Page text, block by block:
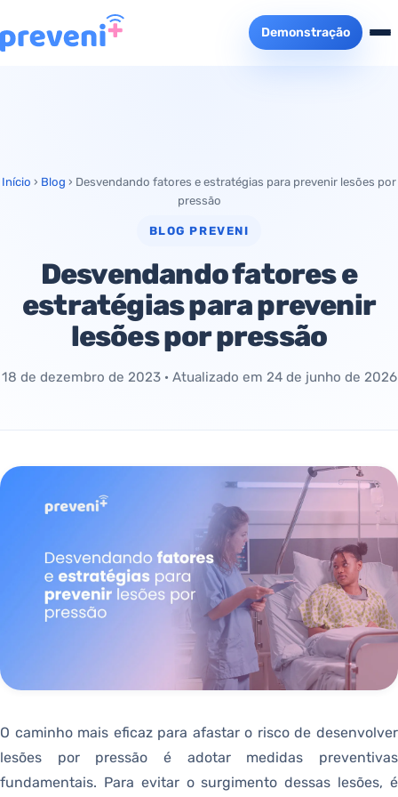
Demonstração
Início › Blog › Desvendando fatores e estratégias para prevenir lesões por
pressão
BLOG PREVENI
Desvendando fatores e
estratégias para prevenir
lesões por pressão
18 de dezembro de 2023· Atualizado em 24 de junho de 2026
O caminho mais eficaz para afastar o risco de desenvolver
lesões por pressão é adotar medidas preventivas
fundamentais. Para evitar o surgimento dessas lesões, é